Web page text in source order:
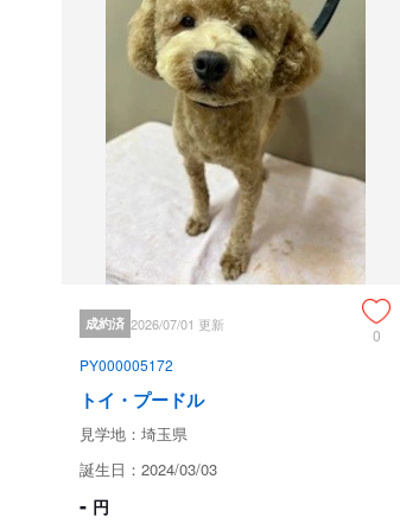
成約済 2026/07/01 更新
0
PY000005172
トイ・プードル
見学地：埼玉県
誕生日：2024/03/03
- 円